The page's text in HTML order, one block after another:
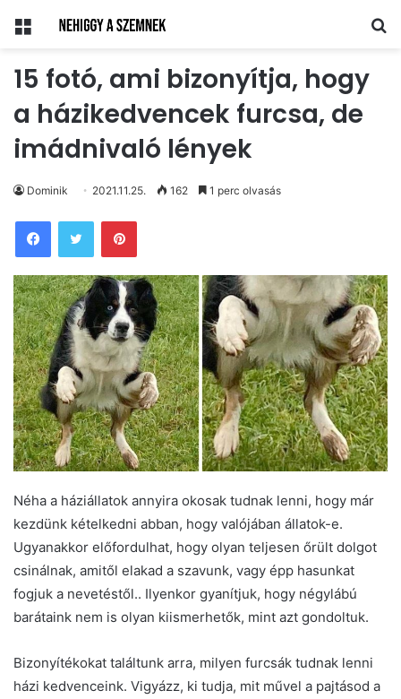
Menü
15 fotó, ami bizonyítja, hogy
a házikedvencek furcsa, de
imádnivaló lények
Dominik 2021.11.25. 162 1 perc olvasás
Pinterest
Néha a háziállatok annyira okosak tudnak lenni, hogy már
kezdünk kételkedni abban, hogy valójában állatok-e.
Ugyanakkor előfordulhat, hogy olyan teljesen őrült dolgot
csinálnak, amitől elakad a szavunk, vagy épp hasunkat
fogjuk a nevetéstől.. Ilyenkor gyanítjuk, hogy négylábú
barátaink nem is olyan kiismerhetők, mint azt gondoltuk.
Bizonyítékokat találtunk arra, milyen furcsák tudnak lenni
házi kedvenceink. Vigyázz, ki tudja, mit művel a pajtásod a